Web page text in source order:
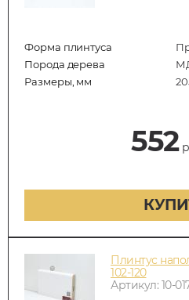
Форма плинтуса
Порода дерева
Размеры, мм
552
Плинтус
102-120
Артикул: 10-